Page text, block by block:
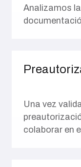
Analizamos
Una vez
colaborar en